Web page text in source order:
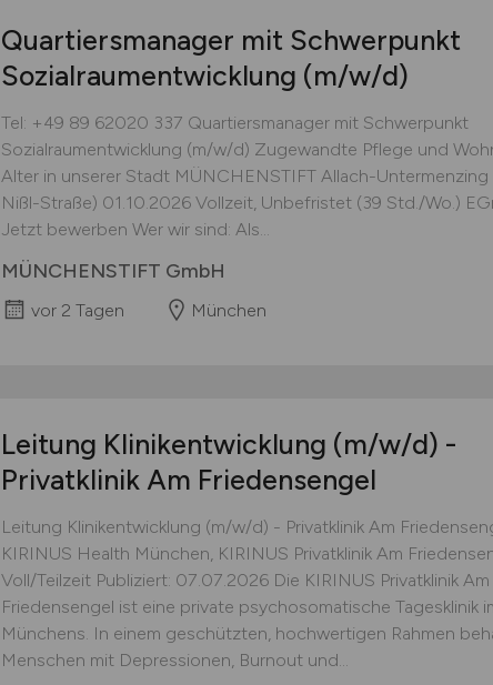
Quartiersmanager mit Schwerpunkt
Sozialraumentwicklung (m/w/d)
Tel: +49 89 62020 337 Quartiersmanager mit Schwerpunkt
Sozialraumentwicklung (m/w/d) Zugewandte Pflege und
Alter in unserer Stadt MÜNCHENSTIFT Allach-Untermenzing
Nißl-Straße) 01.10.2026 Vollzeit, Unbefristet (39 Std./Wo.)
Jetzt bewerben Wer wir sind: Als...
MÜNCHENSTIFT GmbH
vor 2 Tagen München
Leitung Klinikentwicklung (m/w/d) -
Privatklinik Am Friedensengel
Leitung Klinikentwicklung (m/w/d) - Privatklinik Am
KIRINUS Health München, KIRINUS Privatklinik Am
Voll/Teilzeit Publiziert: 07.07.2026 Die KIRINUS Privatklinik Am
Friedensengel ist eine private psychosomatische Tagesklinik
Münchens. In einem geschützten, hochwertigen Rahmen
Menschen mit Depressionen, Burnout und...